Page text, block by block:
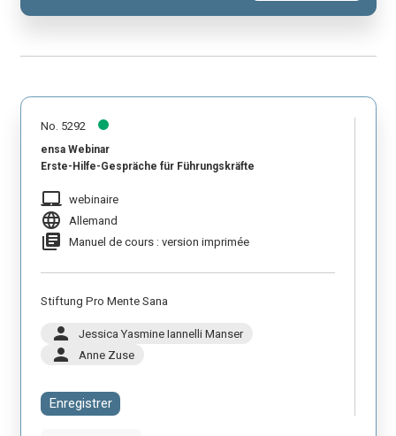
No. 5292
ensa Webinar
Erste-Hilfe-Gespräche für Führungskräfte
laptop_mac webinaire
language Allemand
library_books Manuel de cours : version imprimée
Stiftung Pro Mente Sana
person Jessica Yasmine Iannelli Manser
person Anne Zuse
Enregistrer